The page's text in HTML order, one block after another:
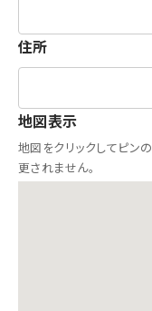
住所
地図表示
地図をクリックしてピン
更されません。